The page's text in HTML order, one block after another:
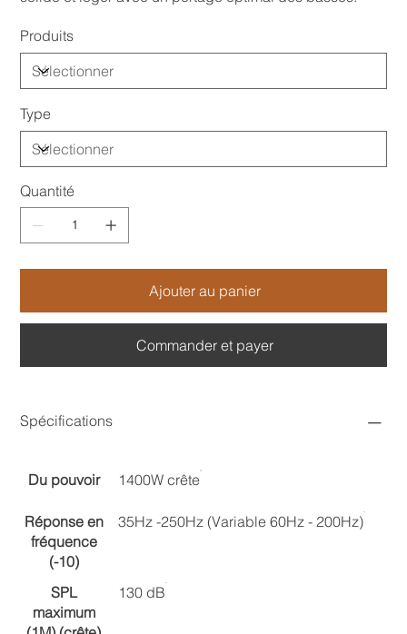
Produits
Type
Quantité
Ajouter au panier
Commander et payer
Spécifications
Du pouvoir 1400W crête
Réponse en
fréquence
(-10)
35Hz -250Hz (Variable 60Hz - 200Hz)
SPL
maximum
130 dB